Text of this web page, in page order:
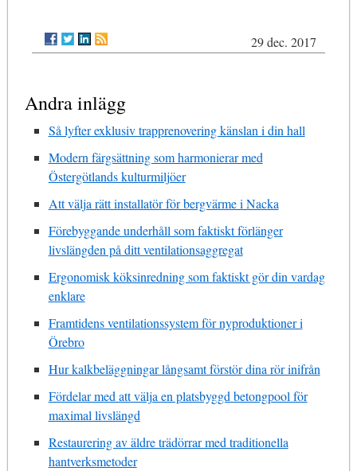
29 dec. 2017
Andra inlägg
Så lyfter exklusiv trapprenovering känslan i din hall
Modern färgsättning som harmonierar med
Östergötlands kulturmiljöer
Att välja rätt installatör för bergvärme i Nacka
Förebyggande underhåll som faktiskt förlänger
livslängden på ditt ventilationsaggregat
Ergonomisk köksinredning som faktiskt gör din vardag
enklare
Framtidens ventilationssystem för nyproduktioner i
Örebro
Hur kalkbeläggningar långsamt förstör dina rör inifrån
Fördelar med att välja en platsbyggd betongpool för
maximal livslängd
Restaurering av äldre trädörrar med traditionella
hantverksmetoder